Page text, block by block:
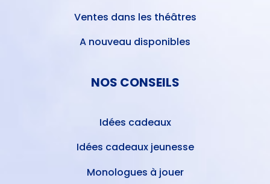
Ventes dans les théâtres
A nouveau disponibles
NOS CONSEILS
Idées cadeaux
Idées cadeaux jeunesse
Monologues à jouer